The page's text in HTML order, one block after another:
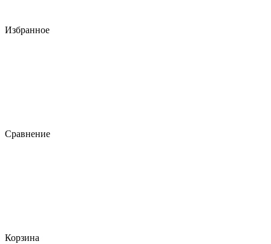
Избранное
Сравнение
Корзина